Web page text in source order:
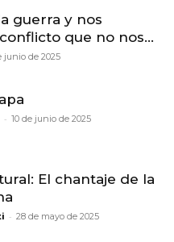
guerra y nos
que no nos...
junio de 2025
- 10 de junio de 2025
El chantaje de la
- 28 de mayo de 2025